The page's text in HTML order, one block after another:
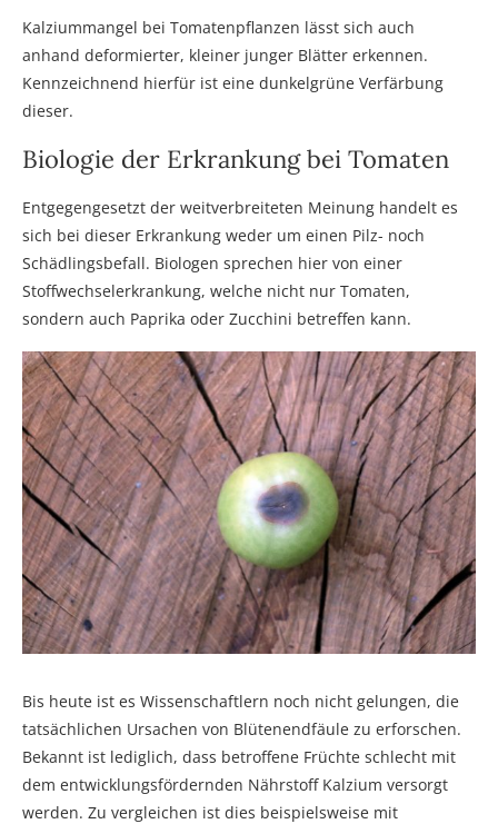
Kalziummangel bei Tomatenpflanzen lässt sich auch
anhand deformierter, kleiner junger Blätter erkennen.
Kennzeichnend hierfür ist eine dunkelgrüne Verfärbung
dieser.
Biologie der Erkrankung bei Tomaten
Entgegengesetzt der weitverbreiteten Meinung handelt es
sich bei dieser Erkrankung weder um einen Pilz- noch
Schädlingsbefall. Biologen sprechen hier von einer
Stoffwechselerkrankung, welche nicht nur Tomaten,
sondern auch Paprika oder Zucchini betreffen kann.
Bis heute ist es Wissenschaftlern noch nicht gelungen, die
tatsächlichen Ursachen von Blütenendfäule zu erforschen.
Bekannt ist lediglich, dass betroffene Früchte schlecht mit
dem entwicklungsfördernden Nährstoff Kalzium versorgt
werden. Zu vergleichen ist dies beispielsweise mit